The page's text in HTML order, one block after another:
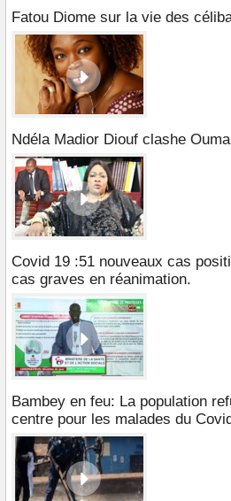
Fatou Diome sur la vie des
Ndéla Madior Diouf clashe
Covid 19 :51 nouveaux cas
cas graves en réanimation.
Bambey en feu: La population
centre pour les malades du